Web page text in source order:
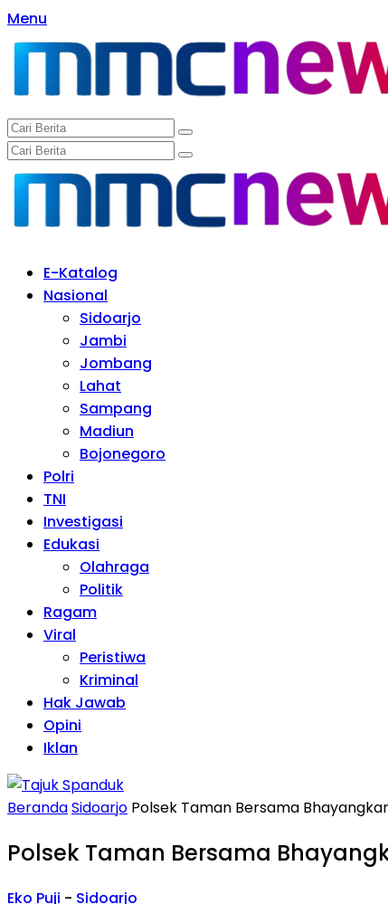
Langsung
ke
konten
Menu
E-Katalog
Nasional
Sidoarjo
Jambi
Jombang
Lahat
Sampang
Madiun
Bojonegoro
Polri
TNI
Investigasi
Edukasi
Olahraga
Politik
Ragam
Viral
Peristiwa
Kriminal
Hak Jawab
Opini
Iklan
BerandaSidoarjo Polsek Taman Bersama
Polsek Taman Bersama
Eko Puji - Sidoarjo